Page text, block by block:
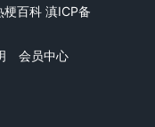
百科 滇ICP备
会员中心